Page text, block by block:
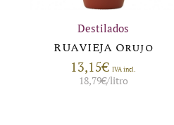
Destilados
RUAVIEJA Orujo
13,15€ IVA incl.
18,79€/litro